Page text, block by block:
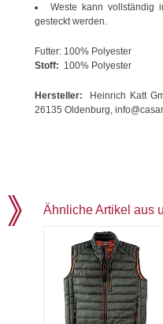
Weste kann vollständig
gesteckt werden.
Futter: 100% Polyester
Stoff: 100% Polyester
Hersteller: Heinrich Katt
26135 Oldenburg,
Ähnliche Artikel aus